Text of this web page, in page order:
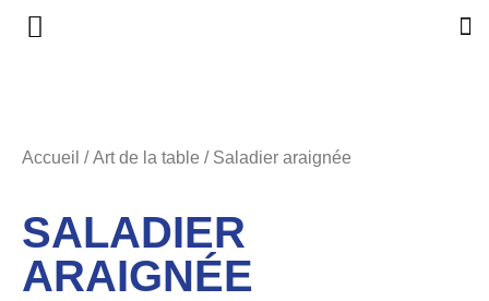
Accueil /Art de la table / Saladier araignée
SALADIER
ARAIGNÉE